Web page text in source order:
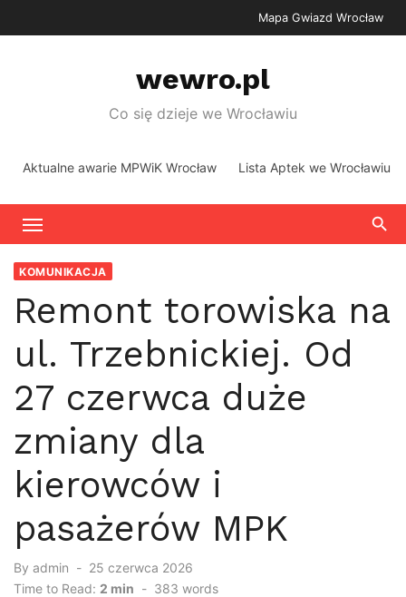
to
Mapa Gwiazd Wrocław
wewro.pl
Co się dzieje we Wrocławiu
Aktualne awarie MPWiK Wrocław Lista Aptek we Wrocławiu
KOMUNIKACJA
Remont torowiska na
ul. Trzebnickiej. Od
27 czerwca duże
zmiany dla
kierowców i
pasażerów MPK
By admin
Posted
on
25 czerwca 2026
Time to Read: 2 min - 383 words